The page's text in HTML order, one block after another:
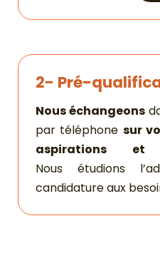
2- Pré-
Nous échangeons
par téléphone sur
aspirations et
Nous étudions
candidature aux